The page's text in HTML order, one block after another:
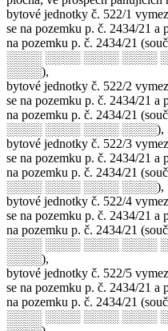
bytové jednotky č. 522/1
se na pozemku p. č. 2434/21
na pozemku p. č. 2434/21
░░░░ ░░░░ ░░░░ ░░░░
░░░░),
bytové jednotky č. 522/2
se na pozemku p. č. 2434/21
na pozemku p. č. 2434/21
░░░░ ░░░░ ░░░░ ░░░░),
bytové jednotky č. 522/3
se na pozemku p. č. 2434/21
na pozemku p. č. 2434/21
░░░░ ░░░░ ░░░░ ░░░░),
bytové jednotky č. 522/4
se na pozemku p. č. 2434/21
na pozemku p. č. 2434/21
░░░░ ░░░░ ░░░░ ░░░░
░░░░),
bytové jednotky č. 522/5
se na pozemku p. č. 2434/21
na pozemku p. č. 2434/21
░░░░ ░░░░ ░░░░ ░░░░